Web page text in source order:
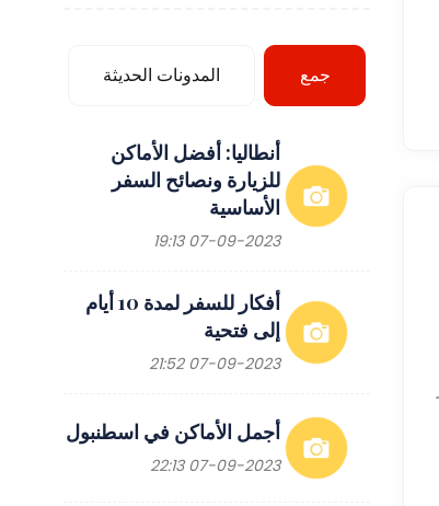
جمع المدونات الحديثة
أنطاليا: أفضل الأماكن
للزيارة ونصائح السفر
الأساسية
07-09-2023 19:13
أفكار للسفر لمدة 10 أيام
إلى فتحية
07-09-2023 21:52
أجمل الأماكن في اسطنبول
07-09-2023 22:13